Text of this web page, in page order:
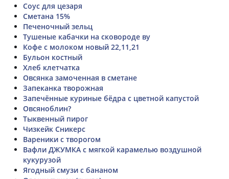
Соус для цезаря
Сметана 15%
Печеночный зельц
Тушеные кабачки на сковороде ву
Кофе с молоком новый 22,11,21
Бульон костный
Хлеб клетчатка
Овсянка замоченная в сметане
Запеканка творожная
Запечённые куриные бёдра с цветной капустой
Овсяноблин?
Тыквенный пирог
Чизкейк Сникерс
Вареники с творогом
Вафли ДЖУМКА с мягкой карамелью воздушной
кукурузой
Ягодный смузи с бананом